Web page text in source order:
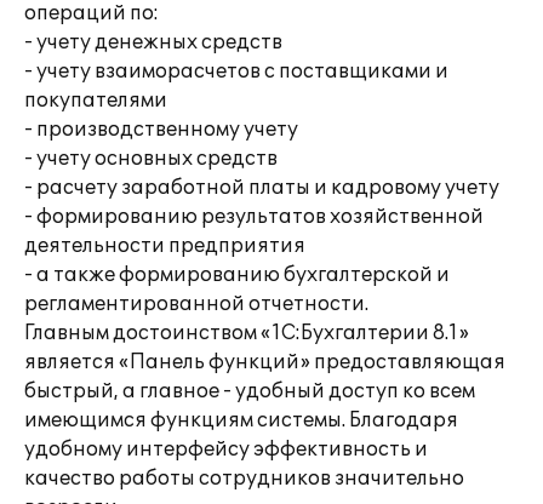
операций по:
- учету денежных средств
- учету взаиморасчетов с поставщиками и
покупателями
- производственному учету
- учету основных средств
- расчету заработной платы и кадровому учету
- формированию результатов хозяйственной
деятельности предприятия
- а также формированию бухгалтерской и
регламентированной отчетности.
Главным достоинством «1С:Бухгалтерии 8.1»
является «Панель функций» предоставляющая
быстрый, а главное - удобный доступ ко всем
имеющимся функциям системы. Благодаря
удобному интерфейсу эффективность и
качество работы сотрудников значительно